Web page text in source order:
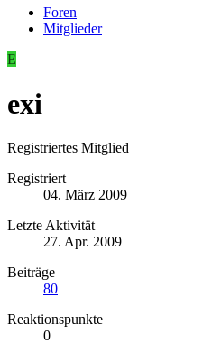
Foren
Mitglieder
E
exi
Registriertes Mitglied
Registriert
04. März 2009
Letzte Aktivität
27. Apr. 2009
Beiträge
80
Reaktionspunkte
0